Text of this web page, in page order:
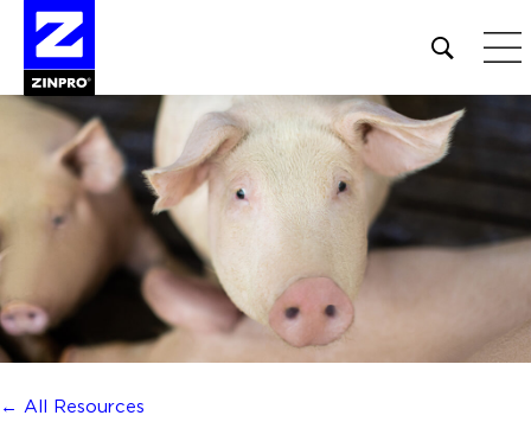
Open
site
search
form
Buscar:
← All Resources